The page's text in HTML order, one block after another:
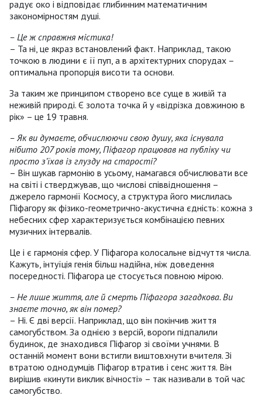
радує око і відповідає глибинним математичним
закономірностям душі.
– Це ж справжня містика!
– Та ні, це якраз встановлений факт. Наприклад, такою
точкою в людини є її пуп, а в архітектурних спорудах –
оптимальна пропорція висоти та основи.
За таким же принципом створено все суще в живій та
неживій природі. Є золота точка й у «відрізка довжиною в
рік» – це 19 травня.
– Як ви думаєте, обчислюючи свою душу, яка існувала
нібито 207 років тому, Піфагор працював на публіку чи
просто з’їхав із глузду на старості?
– Він шукав гармонію в усьому, намагався обчислювати все
на світі і стверджував, що числові співвідношення –
джерело гармонії Космосу, а структура його мислилась
Піфагору як фізико-геометрично-акустична єдність: кожна з
небесних сфер характеризується комбінацією певних
музичних інтервалів.
Це і є гармонія сфер. У Піфагора колосальне відчуття числа.
Кажуть, інтуїція генія більш надійна, ніж доведення
посередності. Піфагора це стосується повною мірою.
– Не лише життя, але й смерть Піфагора загадкова. Ви
знаєте точно, як він помер?
– Ні. Є дві версії. Наприклад, що він покінчив життя
самогубством. За однією з версій, вороги підпалили
будинок, де знаходився Піфагор зі своїми учнями. В
останній момент вони встигли виштовхнути вчителя. Зі
втратою однодумців Піфагор втратив і сенс життя. Він
вирішив «кинути виклик вічності» – так називали в той час
самогубство.